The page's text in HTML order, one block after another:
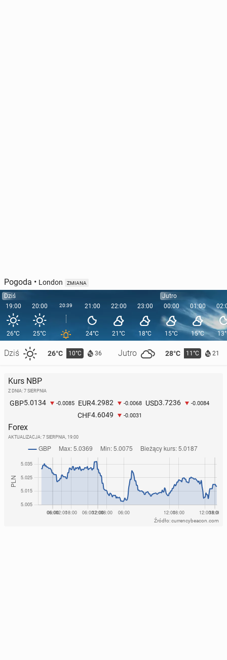
Pogoda • London ZMIANA
Dziś
19:00
26°C
Dziś 26°C 10°C 36 Jutro 28°C 11°C 21
20:00
25°C
20:39 21:00
24°C
22:00
21°C
23:00
18°C
Jutro
00:00
15°C
01:00
15°C
Kurs NBP
Z DNIA: 7 SIERPNIA
GBP5.0134 -0.0085 EUR4.2982 -0.0068 USD3.7236 -0.0084
CHF4.6049 -0.0031
Forex
AKTUALIZACJA: 7 SIERPNIA, 19:00
Źródło: currencybeacon.com